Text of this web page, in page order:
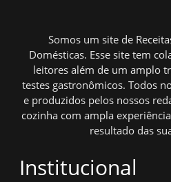
Somos um site de
Domésticas. Esse site tem
leitores além de um amplo
testes gastronômicos. Todos
e produzidos pelos nossos
cozinha com ampla
resultado das
Institucional